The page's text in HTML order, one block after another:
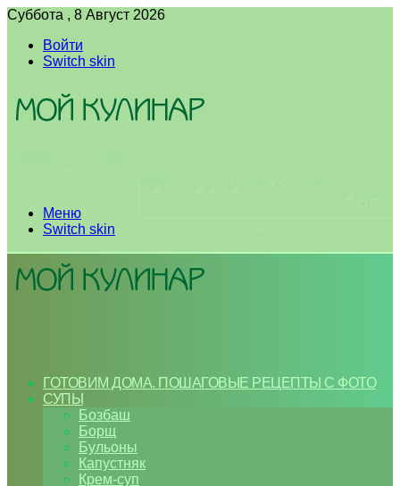
Суббота , 8 Август 2026
Войти
Switch skin
Меню
Switch skin
ГОТОВИМ ДОМА. ПОШАГОВЫЕ РЕЦЕПТЫ С ФОТО
СУПЫ
Бозбаш
Борщ
Бульоны
Капустняк
Крем-суп